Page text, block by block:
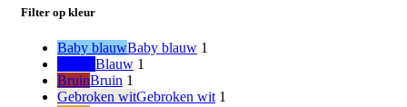
Filter op kleur
Baby blauwBaby blauw 1
Blauw 1
BruinBruin 1
Gebroken witGebroken wit 1